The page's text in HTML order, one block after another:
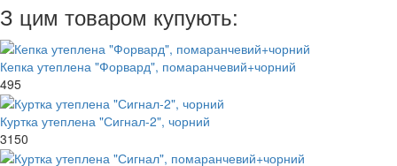
З цим товаром купують:
Кепка утеплена "Форвард", помаранчевий+чорний
495
Куртка утеплена "Сигнал-2", чорний
3150